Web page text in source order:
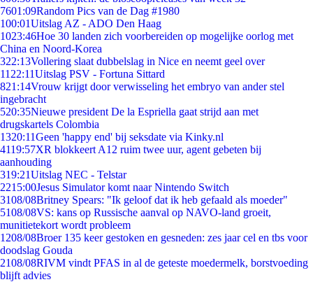
7601:09Random Pics van de Dag #1980
100:01Uitslag AZ - ADO Den Haag
1023:46Hoe 30 landen zich voorbereiden op mogelijke oorlog met
China en Noord-Korea
322:13Vollering slaat dubbelslag in Nice en neemt geel over
11 22:11Uitslag PSV - Fortuna Sittard
821:14Vrouw krijgt door verwisseling het embryo van ander stel
ingebracht
520:35Nieuwe president De la Espriella gaat strijd aan met
drugskartels Colombia
1320:11Geen 'happy end' bij seksdate via Kinky.nl
4119:57XR blokkeert A12 ruim twee uur, agent gebeten bij
aanhouding
319:21Uitslag NEC - Telstar
2215:00Jesus Simulator komt naar Nintendo Switch
3108/08Britney Spears: "Ik geloof dat ik heb gefaald als moeder"
5108/08VS: kans op Russische aanval op NAVO-land groeit,
munitietekort wordt probleem
1208/08Broer 135 keer gestoken en gesneden: zes jaar cel en tbs voor
doodslag Gouda
2108/08RIVM vindt PFAS in al de geteste moedermelk, borstvoeding
blijft advies